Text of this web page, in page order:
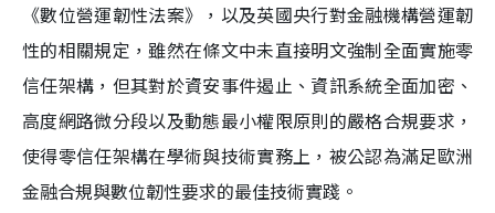
《數位營運韌性法案》，以及英國央行對金融機構營運韌
性的相關規定，雖然在條文中未直接明文強制全面實施零
信任架構，但其對於資安事件遏止、資訊系統全面加密、
高度網路微分段以及動態最小權限原則的嚴格合規要求，
使得零信任架構在學術與技術實務上，被公認為滿足歐洲
金融合規與數位韌性要求的最佳技術實踐。